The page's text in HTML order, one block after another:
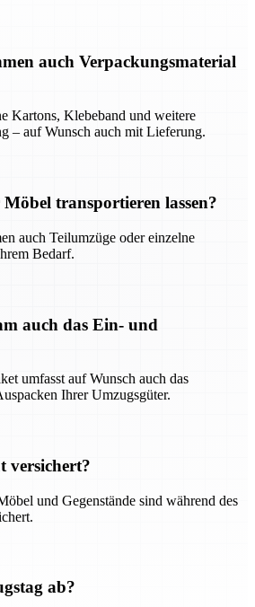
auch Verpackungsmaterial
Kartons, Klebeband und weitere
– auf Wunsch auch mit Lieferung.
transportieren lassen?
auch Teilumzüge oder einzelne
Bedarf.
auch das Ein- und
umfasst auf Wunsch auch das
Ihrer Umzugsgüter.
versichert?
und Gegenstände sind während des
ab?